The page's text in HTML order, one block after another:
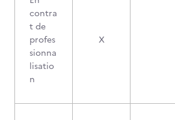
contra
t de
profes
sionna
lisatio
n
X